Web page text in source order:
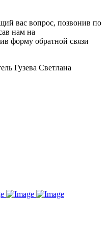
вас вопрос, позвонив по
нам на
форму обратной связи
Гузева Светлана